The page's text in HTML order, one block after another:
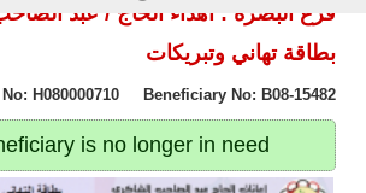
فرع البصرة : اهداء الحاج / عبد
بطاقة تهاني وتبريكات
H080000710 Beneficiary No: B08-15482
is no longer in need